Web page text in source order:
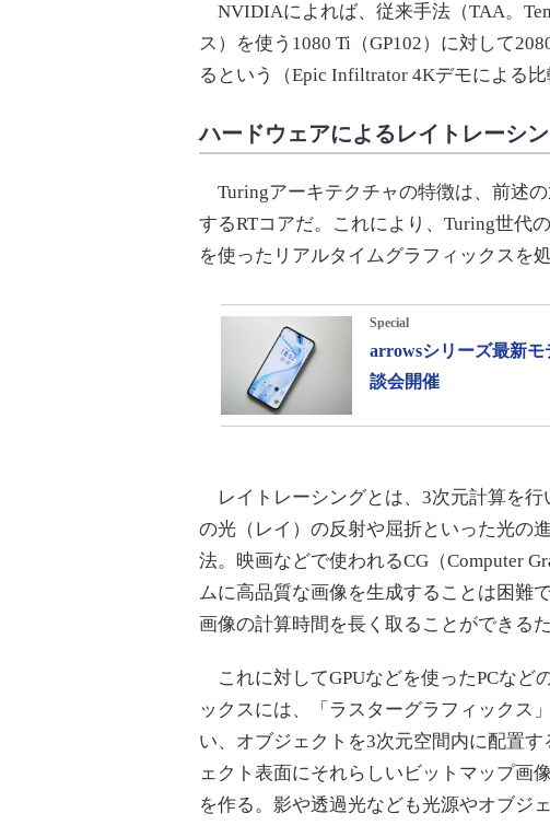
NVIDIAによれば、従来手法（TAA。
ス）を使う1080 Ti（GP102）に対して
るという（Epic Infiltrator 4Kデモによる比
ハードウェアによるレイトレーシ
Turingアーキテクチャの特徴は、前述
するRTコアだ。これにより、Turing世代
を使ったリアルタイムグラフィックスを処
Special
arrowsシリーズ最新
談会開催
レイトレーシングとは、3次元計算を行
の光（レイ）の反射や屈折といった光の
法。映画などで使われるCG（Computer
ムに高品質な画像を生成することは困難
画像の計算時間を長く取ることができる
これに対してGPUなどを使ったPCなど
ックスには、「ラスターグラフィックス
い、オブジェクトを3次元空間内に配置
ェクト表面にそれらしいビットマップ画
を作る。影や透過光なども光源やオブジ